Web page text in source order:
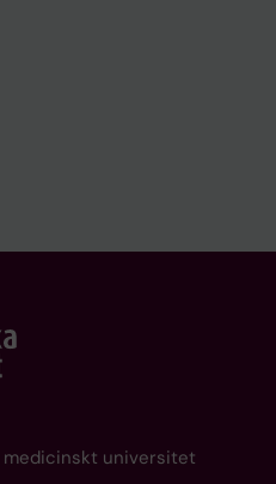
universitet